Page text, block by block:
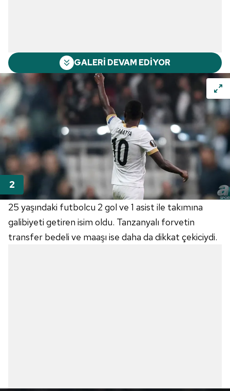
GALERİ DEVAM EDİYOR
25 yaşındaki futbolcu 2 gol ve 1 asist ile takımına
galibiyeti getiren isim oldu. Tanzanyalı forvetin
transfer bedeli ve maaşı ise daha da dikkat çekiciydi.